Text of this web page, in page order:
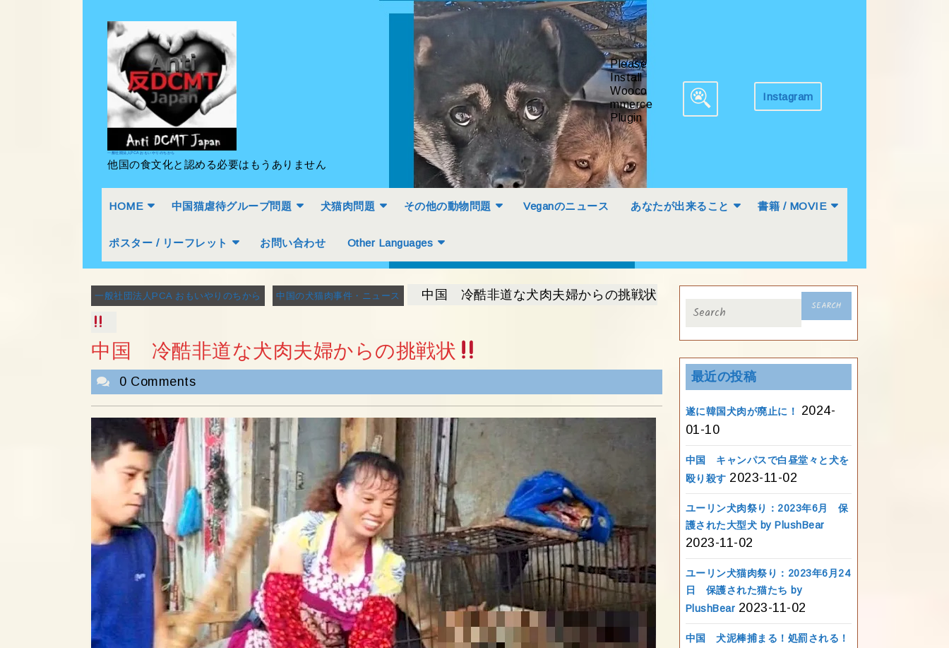
content
content
一般社団法人PCA おもいやりのちから
他国の食文化と認める必要はもうありません
Please
Install
Wooco
mmerce
Plugin
Search
InstagramGet
HOME 中国猫虐待グループ問題 犬猫肉問題 その他の動物問題 Veganのニュース あなたが出来ること 書籍 / MOVIE
ポスター / リーフレット お問い合わせ Other Languages
一般社団法人PCA おもいやりのちから 中国の犬猫肉事件・ニュース 中国 冷酷非道な犬肉夫婦からの挑戦状
中国 冷酷非道な犬肉夫婦からの挑戦状
0 Comments
for:
最近の投稿
遂に韓国犬肉が廃止に！
2024-
01-10
中国 キャンパスで白昼堂々と犬を
殴り殺す 2023-11-02
ユーリン犬肉祭り：2023年6月 保
護された大型犬 by PlushBear
2023-11-02
ユーリン犬猫肉祭り：2023年6月24
日 保護された猫たち by
PlushBear 2023-11-02
中国 犬泥棒捕まる！処罰される！